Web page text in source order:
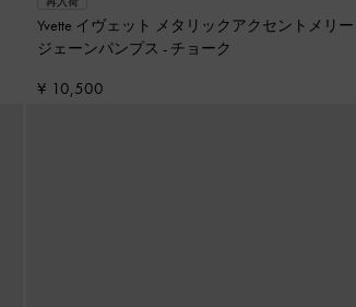
Yvette イヴェット メタリックアクセントメリー
ジェーンパンプス - チョーク
¥ 10,500